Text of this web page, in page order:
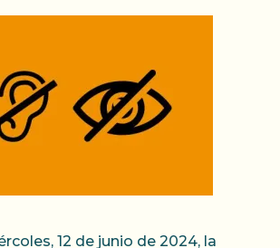
12 de junio de 2024, la